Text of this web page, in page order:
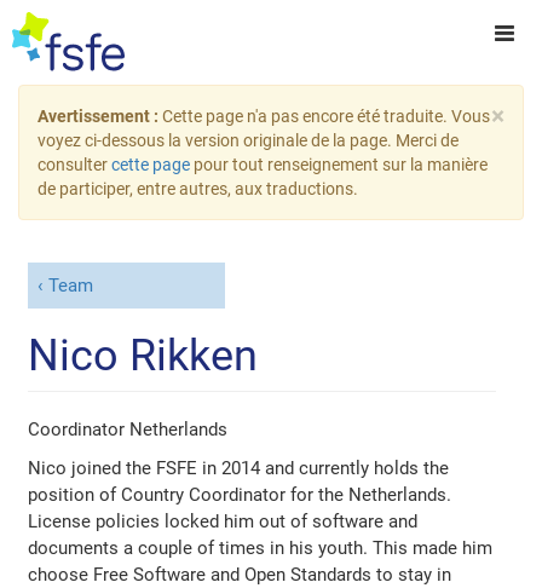
×
Avertissement : Cette page n'a pas encore été traduite. Vous
voyez ci-dessous la version originale de la page. Merci de
consultercette page pour tout renseignement sur la manière
de participer, entre autres, aux traductions.
Team
Nico Rikken
Coordinator Netherlands
Nico joined the FSFE in 2014 and currently holds the
position of Country Coordinator for the Netherlands.
License policies locked him out of software and
documents a couple of times in his youth. This made him
choose Free Software and Open Standards to stay in